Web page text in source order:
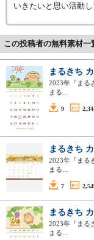
いきたいと思い活動
この投稿者の無料素材一
まるきち
2023年『ま
まる…
9
まるきち
2023年『ま
まる…
7
まるきち
2023年『ま
まる…